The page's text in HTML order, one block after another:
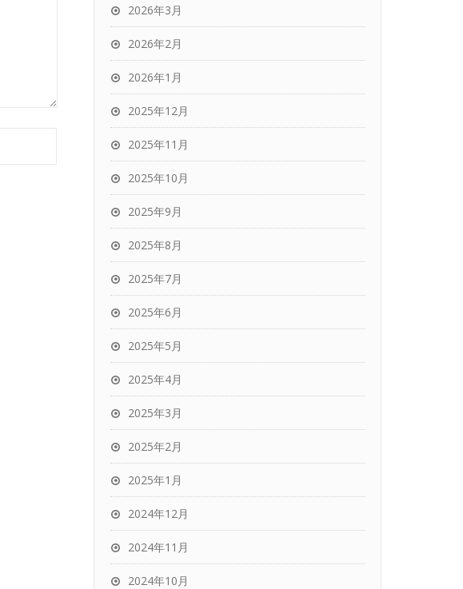
2026年3月
2026年2月
2026年1月
2025年12月
2025年11月
2025年10月
2025年9月
2025年8月
2025年7月
2025年6月
2025年5月
2025年4月
2025年3月
2025年2月
2025年1月
2024年12月
2024年11月
2024年10月